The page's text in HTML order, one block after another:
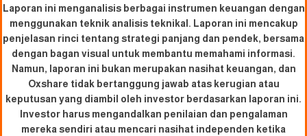
Laporan ini menganalisis berbagai instrumen keuangan dengan
menggunakan teknik analisis teknikal. Laporan ini mencakup
penjelasan rinci tentang strategi panjang dan pendek, bersama
dengan bagan visual untuk membantu memahami informasi.
Namun, laporan ini bukan merupakan nasihat keuangan, dan
Oxshare tidak bertanggung jawab atas kerugian atau
keputusan yang diambil oleh investor berdasarkan laporan ini.
Investor harus mengandalkan penilaian dan pengalaman
mereka sendiri atau mencari nasihat independen ketika